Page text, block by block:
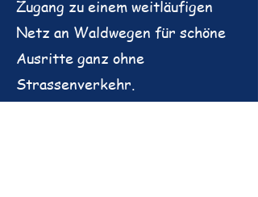
Zugang zu einem weitläufigen
Netz an Waldwegen für schöne
Ausritte ganz ohne
Strassenverkehr.